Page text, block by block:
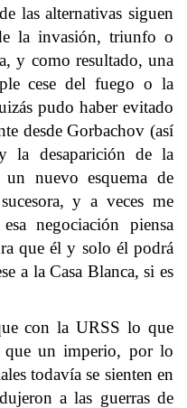
las alternativas siguen
la invasión, triunfo o
y como resultado, una
cese del fuego o la
pudo haber evitado
desde Gorbachov (así
la desaparición de la
nuevo esquema de
y a veces me
negociación piensa
que él y solo él podrá
a la Casa Blanca, si es
con la URSS lo que
que un imperio, por lo
todavía se sienten en
a las guerras de